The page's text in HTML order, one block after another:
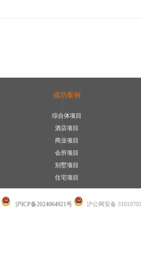
成功案例
综合体项目
酒店项目
商业项目
会所项目
别墅项目
住宅项目
沪ICP备2024064921号 沪公网安备